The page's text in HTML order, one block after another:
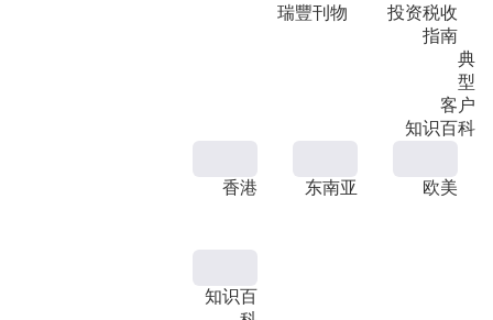
瑞豐刊物
投资税收
指南
典
型
客户
知识百科
香港 东南亚 欧美
知识百